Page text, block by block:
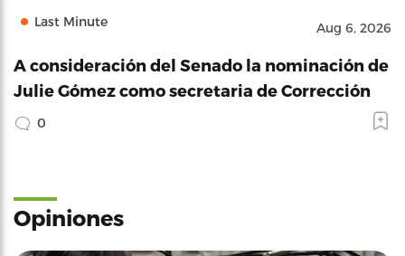
Last Minute Aug 6, 2026
A consideración del Senado la nominación de
Julie Gómez como secretaria de Corrección
0
Opiniones